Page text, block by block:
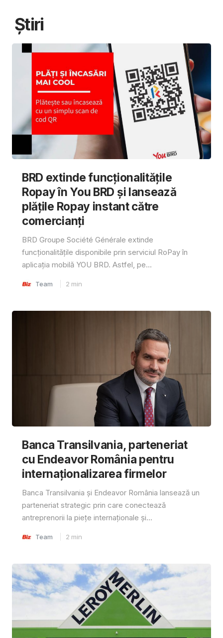
Știri
BRD extinde funcționalitățile
Ropay în You BRD și lansează
plățile Ropay instant către
comercianți
BRD Groupe Société Générale extinde
funcționalitățile disponibile prin serviciul RoPay în
aplicația mobilă YOU BRD. Astfel, pe...
Team 2 min
Banca Transilvania, parteneriat
cu Endeavor România pentru
internaționalizarea firmelor
Banca Transilvania și Endeavor România lansează un
parteneriat strategic prin care conectează
antreprenorii la piețe internaționale și...
Team 2 min